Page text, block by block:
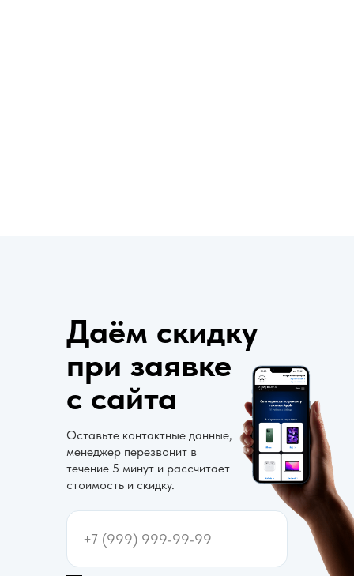
Оставьте контактные данные,
менеджер перезвонит в
течение 5 минут и рассчитает
стоимость и скидку.
Даём скидку
при заявке
с сайта